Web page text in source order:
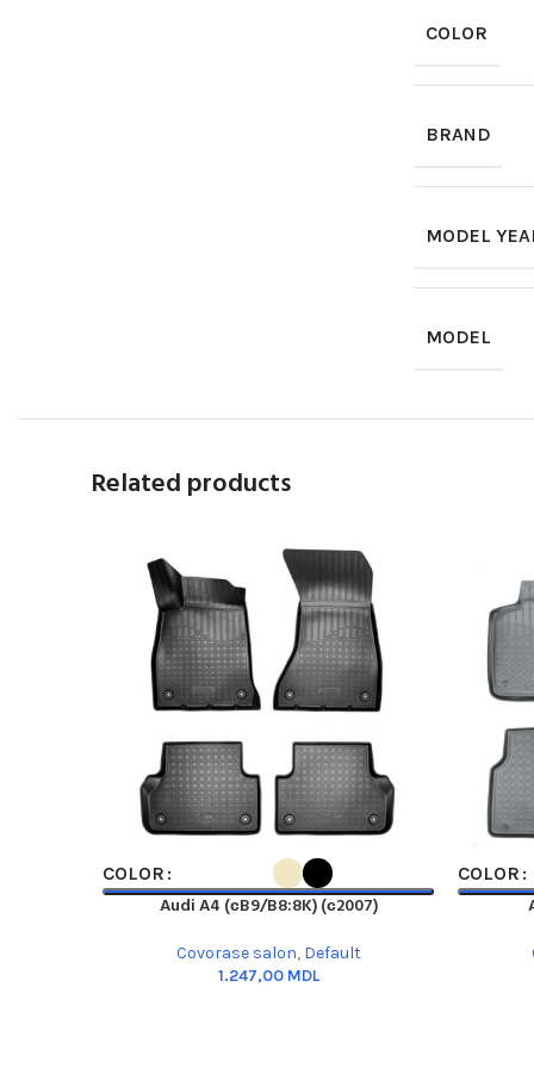
COLOR
BRAND
MODEL
MODEL
Related products
SELECT OPTIONS
COLOR
Audi A4 (сB9/B8:8K) (с2007)
Covorase salon, Default
MDL
SELECT
COLOR